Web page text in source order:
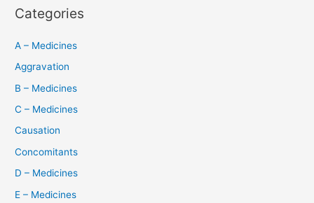
Categories
A – Medicines
Aggravation
B – Medicines
C – Medicines
Causation
Concomitants
D – Medicines
E – Medicines